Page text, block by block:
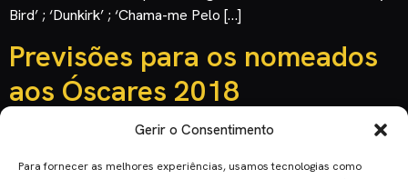
Gerir o Consentimento
Para fornecer as melhores experiências, usamos tecnologias como
Bird’ ; ‘Dunkirk’ ; ‘Chama-me Pelo […]
Previsões para os nomeados
aos Óscares 2018